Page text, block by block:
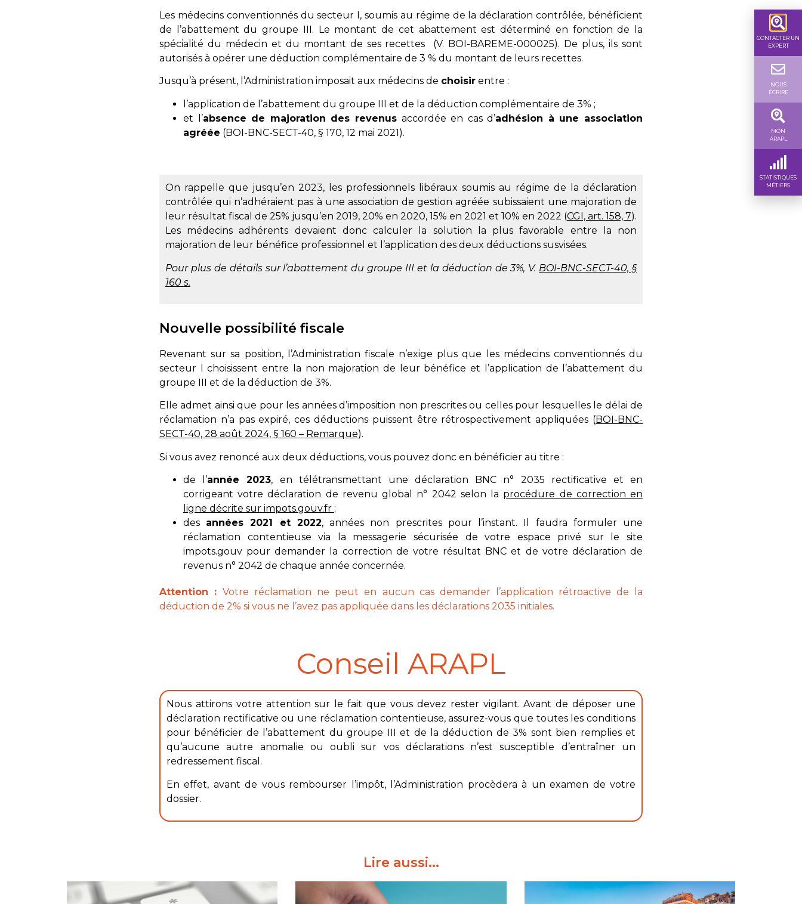
Les médecins conventionnés du secteur I, soumis au régime de la déclaration contrôlée, bénéficient
de l’abattement du groupe III. Le montant de cet abattement est déterminé en fonction de la
spécialité du médecin et du montant de ses recettes (V. BOI-BAREME-000025). De plus, ils sont
autorisés à opérer une déduction complémentaire de 3 % du montant de leurs recettes.
Jusqu’à présent, l’Administration imposait aux médecins de choisir entre :
l’application de l’abattement du groupe III et de la déduction complémentaire de 3% ;
et l’absence de majoration des revenusaccordée en cas d’adhésion à une association
agréée (BOI-BNC-SECT-40, § 170, 12 mai 2021).
On rappelle que jusqu’en 2023, les professionnels libéraux soumis au régime de la déclaration
contrôlée qui n’adhéraient pas à une association de gestion agréée subissaient une majoration de
leur résultat fiscal de 25% jusqu’en 2019, 20% en 2020, 15% en 2021 et 10% en 2022 (CGI, art. 158, 7).
Les médecins adhérents devaient donc calculer la solution la plus favorable entre la non
majoration de leur bénéfice professionnel et l’application des deux déductions susvisées.
Pour plus de détails sur l’abattement du groupe III et la déduction de 3%, V. BOI-BNC-SECT-40, §
160 s.
Nouvelle possibilité fiscale
Revenant sur sa position, l’Administration fiscale n’exige plus que les médecins conventionnés du
secteur I choisissent entre la non majoration de leur bénéfice et l’application de l’abattement du
groupe III et de la déduction de 3%.
Elle admet ainsi que pour les années d’imposition non prescrites ou celles pour lesquelles le délai de
réclamation n’a pas expiré, ces déductions puissent être rétrospectivement appliquées (BOI-BNC-
SECT-40, 28 août 2024, § 160 – Remarque).
Si vous avez renoncé aux deux déductions, vous pouvez donc en bénéficier au titre :
de l’année 2023, en télétransmettant une déclaration BNC n° 2035 rectificative et en
corrigeant votre déclaration de revenu global n° 2042 selon la procédure de correction en
ligne décrite sur impots.gouv.fr ;
des années 2021 et 2022, années non prescrites pour l’instant. Il faudra formuler une
réclamation contentieuse via la messagerie sécurisée de votre espace privé sur le site
impots.gouv pour demander la correction de votre résultat BNC et de votre déclaration de
revenus n° 2042 de chaque année concernée.
Attention :Votre réclamation ne peut en aucun cas demander l’application rétroactive de la
déduction de 2% si vous ne l’avez pas appliquée dans les déclarations 2035 initiales.
Conseil ARAPL​
Nous attirons votre attention sur le fait que vous devez rester vigilant. Avant de déposer une
déclaration rectificative ou une réclamation contentieuse, assurez-vous que toutes les conditions
pour bénéficier de l’abattement du groupe III et de la déduction de 3% sont bien remplies et
qu’aucune autre anomalie ou oubli sur vos déclarations n’est susceptible d’entraîner un
redressement fiscal.
En effet, avant de vous rembourser l’impôt, l’Administration procèdera à un examen de votre
dossier.
Lire aussi...
CONTACTER UN
EXPERT
NOUS
ÉCRIRE
MON
ARAPL
STATISTIQUES
MÉTIERS